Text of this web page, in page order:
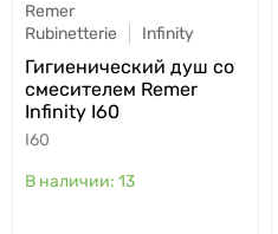
Remer
Rubinetterie
Infinity
Гигиенический душ со
смесителем Remer
Infinity I60
I60
13